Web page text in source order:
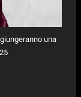
una